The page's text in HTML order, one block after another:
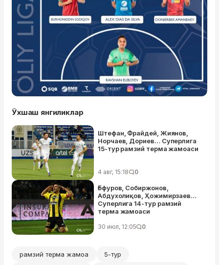
Ўхшаш янгиликлар
Штефан, Фрайдей, Жиянов,
Норчаев, Дориев… Суперлига
15-тур рамзий терма жамоаси
4 авг, 15:18 0
Ғофуров, Собиржонов,
Абдухолиқов, Ҳожимирзаев…
Суперлига 14-тур рамзий
терма жамоаси
30 июл, 12:05 0
рамзий терма жамоа
5-тур